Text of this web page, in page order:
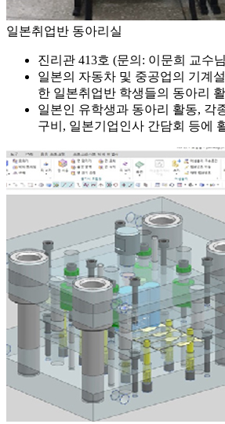
일본취업반 동아리실
진리관 413호 (문의: 이문희 교수
일본의 자동차 및 중공업의 기계
한 일본취업반 학생들의 동아리
일본인 유학생과 동아리 활동, 각
구비, 일본기업인사 간담회 등에